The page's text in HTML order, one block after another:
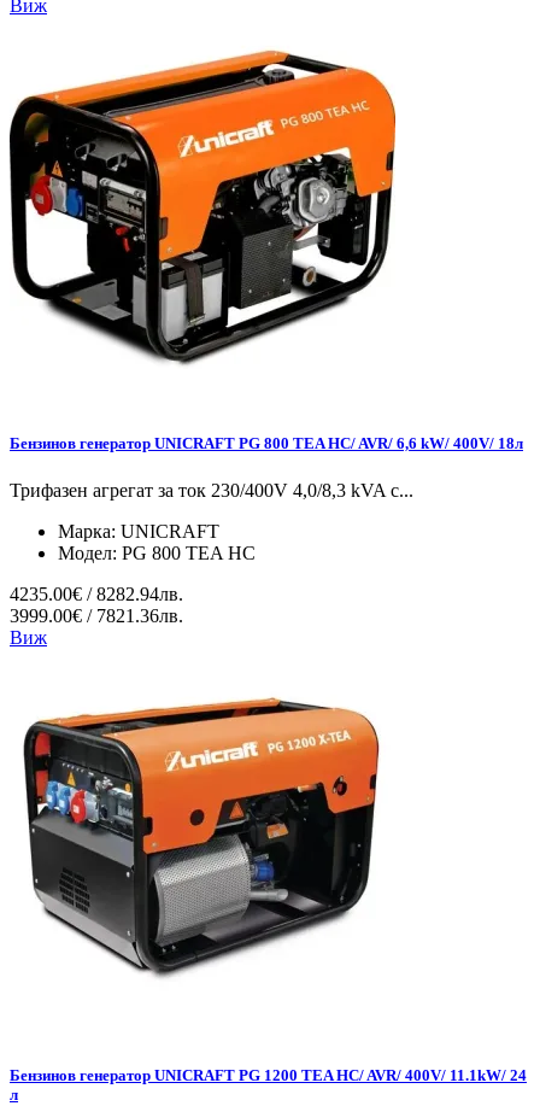
Виж
Бензинов генератор UNICRAFT PG 800 TEA HC/ AVR/ 6,6 kW/ 400V/ 18л
Трифазен агрегат за ток 230/400V 4,0/8,3 kVA с...
Марка: UNICRAFT
Модел: PG 800 TEA HC
4235.00€ / 8282.94лв.
3999.00€ / 7821.36лв.
Виж
Бензинов генератор UNICRAFT PG 1200 TEA HC/ AVR/ 400V/ 11.1kW/ 24
л